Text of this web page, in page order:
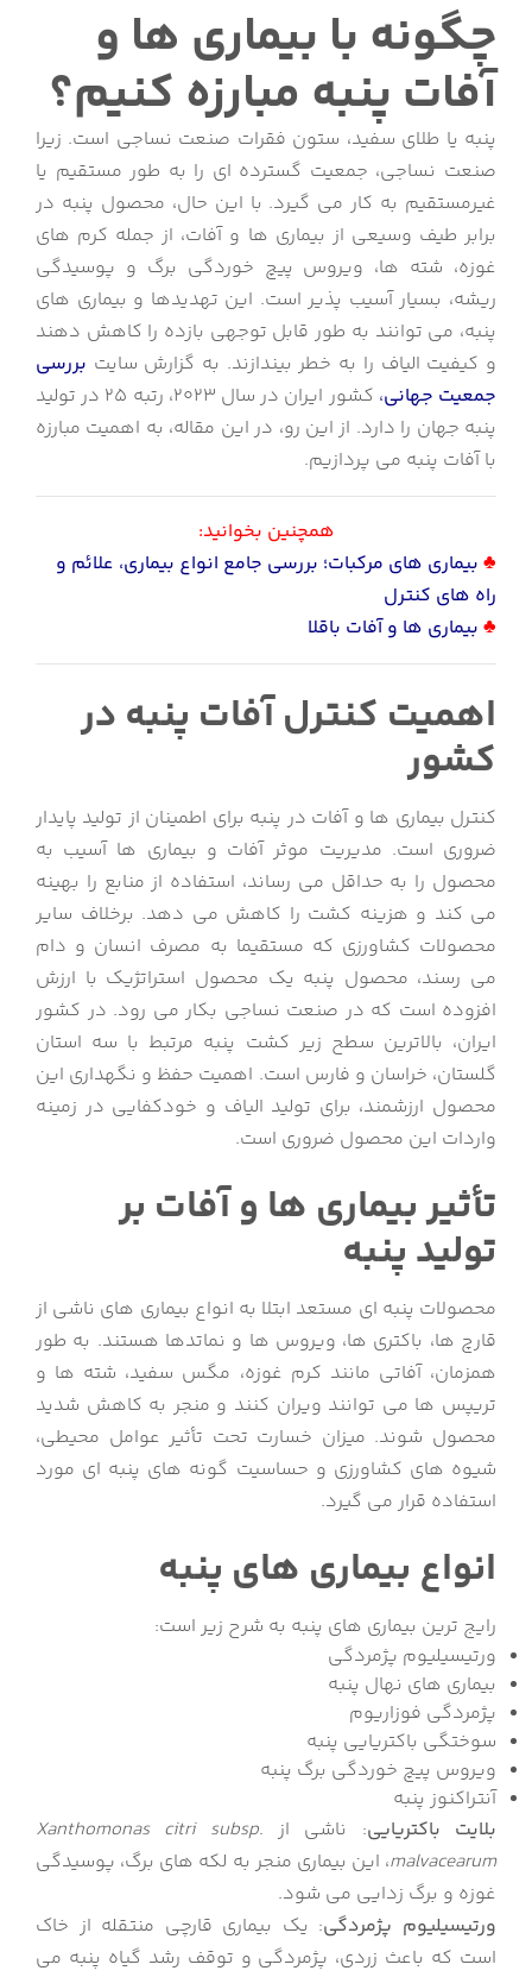
چگونه با بیماری ها و
آفات پنبه مبارزه کنیم؟
پنبه یا طلای سفید، ستون فقرات صنعت نساجی است. زیرا
صنعت نساجی، جمعیت گسترده ای را به طور مستقیم یا
غیرمستقیم به کار می گیرد. با این حال، محصول پنبه در
برابر طیف وسیعی از بیماری ها و آفات، از جمله کرم های
غوزه، شته ها، ویروس پیچ خوردگی برگ و پوسیدگی
ریشه، بسیار آسیب پذیر است. این تهدیدها و بیماری های
پنبه، می توانند به طور قابل توجهی بازده را کاهش دهند
و کیفیت الیاف را به خطر بیندازند. به گزارش سایت بررسی
جمعیت جهانی،
کشور ایران در سال 2023، رتبه 25 در تولید
پنبه جهان را دارد. از این رو، در این مقاله، به اهمیت مبارزه
با آفات پنبه می پردازیم.
همچنین بخوانید:
♣ بیماری های مرکبات؛ بررسی جامع انواع بیماری، علائم و
راه های کنترل
♣ بیماری ها و آفات باقلا
اهمیت کنترل آفات پنبه در
کشور
کنترل بیماری ها و آفات در پنبه برای اطمینان از تولید پایدار
ضروری است. مدیریت موثر آفات و بیماری ها آسیب به
محصول را به حداقل می رساند، استفاده از منابع را بهینه
می کند و هزینه کشت را کاهش می دهد. برخلاف سایر
محصولات کشاورزی که مستقیما به مصرف انسان و دام
می رسند، محصول پنبه یک محصول استراتژیک با ارزش
افزوده است که در صنعت نساجی بکار می رود. در کشور
ایران، بالاترین سطح زیر کشت پنبه مرتبط با سه استان
گلستان، خراسان و فارس است. اهمیت حفظ و نگهداری این
محصول ارزشمند، برای تولید الیاف و خودکفایی در زمینه
واردات این محصول ضروری است.
تأثیر بیماری ها و آفات بر
تولید پنبه
محصولات پنبه ای مستعد ابتلا به انواع بیماری های ناشی از
قارچ ها، باکتری ها، ویروس ها و نماتدها هستند. به طور
همزمان، آفاتی مانند کرم غوزه، مگس سفید، شته ها و
تریپس ها می توانند ویران کنند و منجر به کاهش شدید
محصول شوند. میزان خسارت تحت تأثیر عوامل محیطی،
شیوه های کشاورزی و حساسیت گونه های پنبه ای مورد
استفاده قرار می گیرد.
انواع بیماری های پنبه
رایج ترین بیماری های پنبه به شرح زیر است:
ورتیسیلیوم پژمردگی
بیماری های نهال پنبه
پژمردگی فوزاریوم
سوختگی باکتریایی پنبه
ویروس پیچ خوردگی برگ پنبه
آنتراکنوز پنبه
بلایت باکتریایی: ناشی از Xanthomonas citri subsp.
malvacearum، این بیماری منجر به لکه های برگ، پوسیدگی
غوزه و برگ زدایی می شود.
ورتیسیلیوم پژمردگی: یک بیماری قارچی منتقله از خاک
است که باعث زردی، پژمردگی و توقف رشد گیاه پنبه می